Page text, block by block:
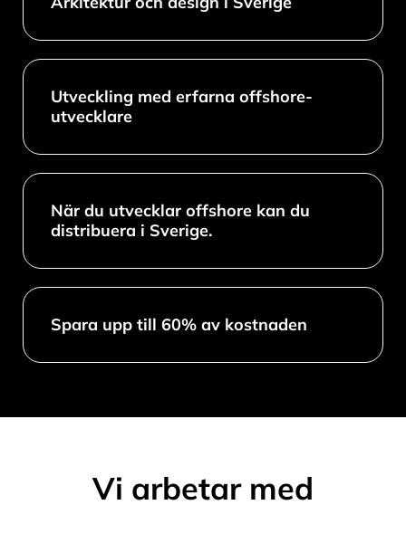
Utveckling med erfarna offshore-
utvecklare
När du utvecklar offshore kan du
distribuera i Sverige.
Spara upp till 60% av kostnaden
Vi arbetar med